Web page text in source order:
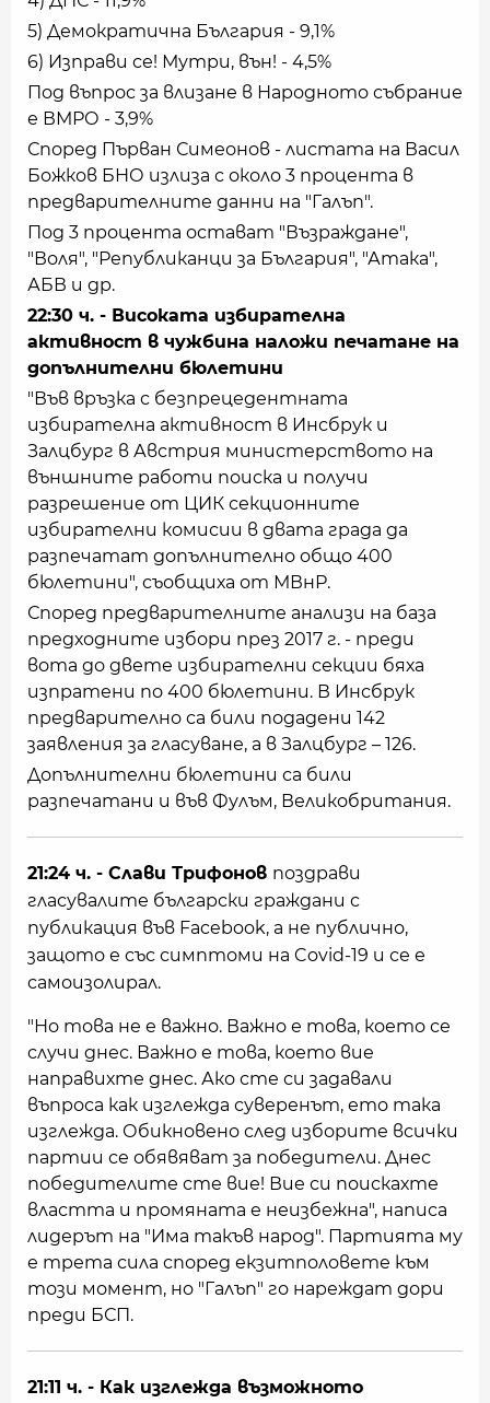
5) Демократична България - 9,1%
6) Изправи се! Мутри, вън! - 4,5%
Под въпрос за влизане в Народното събрание
е ВМРО - 3,9%
Според Първан Симеонов - листата на Васил
Божков БНО излиза с около 3 процента в
предварителните данни на "Галъп".
Под 3 процента остават "Възраждане",
"Воля", "Републиканци за България", "Атака",
АБВ и др.
22:30 ч. - Високата избирателна
активност в чужбина наложи печатане на
допълнителни бюлетини
"Във връзка с безпрецедентната
избирателна активност в Инсбрук и
Залцбург в Австрия министерството на
външните работи поиска и получи
разрешение от ЦИК секционните
избирателни комисии в двата града да
разпечатат допълнително общо 400
бюлетини", съобщиха от МВнР.
Според предварителните анализи на база
предходните избори през 2017 г. - преди
вота до двете избирателни секции бяха
изпратени по 400 бюлетини. В Инсбрук
предварително са били подадени 142
заявления за гласуване, а в Залцбург – 126.
Допълнителни бюлетини са били
разпечатани и във Фулъм, Великобритания.
21:24 ч. - Слави Трифонов поздрави
гласувалите български граждани с
публикация във Facebook, а не публично,
защото е със симптоми на Covid-19 и се е
самоизолирал.
"Но това не е важно. Важно е това, което се
случи днес. Важно е това, което вие
направихте днес. Ако сте си задавали
въпроса как изглежда суверенът, ето така
изглежда. Обикновено след изборите всички
партии се обявяват за победители. Днес
победителите сте вие! Вие си поискахте
властта и промяната е неизбежна", написа
лидерът на "Има такъв народ". Партията му
е трета сила според екзитполовете към
този момент, но "Галъп" го нареждат дори
преди БСП.
21:11 ч. - Как изглежда възможното